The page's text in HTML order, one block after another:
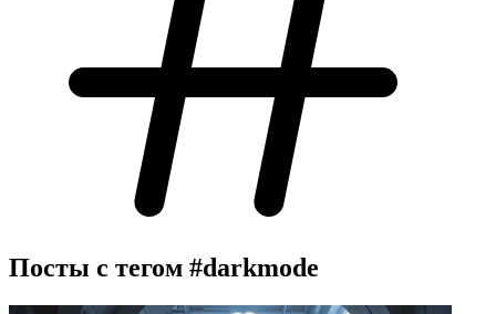
Посты с тегом #darkmode